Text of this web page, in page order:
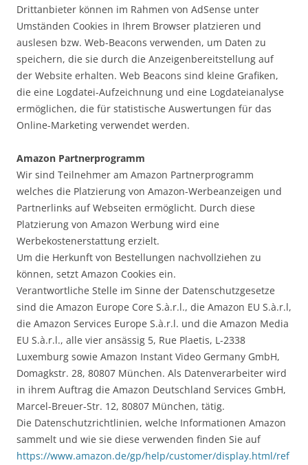
Drittanbieter können im Rahmen von AdSense unter
Umständen Cookies in Ihrem Browser platzieren und
auslesen bzw. Web-Beacons verwenden, um Daten zu
speichern, die sie durch die Anzeigenbereitstellung auf
der Website erhalten. Web Beacons sind kleine Grafiken,
die eine Logdatei-Aufzeichnung und eine Logdateianalyse
ermöglichen, die für statistische Auswertungen für das
Online-Marketing verwendet werden.
Amazon Partnerprogramm
Wir sind Teilnehmer am Amazon Partnerprogramm
welches die Platzierung von Amazon-Werbeanzeigen und
Partnerlinks auf Webseiten ermöglicht. Durch diese
Platzierung von Amazon Werbung wird eine
Werbekostenerstattung erzielt.
Um die Herkunft von Bestellungen nachvollziehen zu
können, setzt Amazon Cookies ein.
Verantwortliche Stelle im Sinne der Datenschutzgesetze
sind die Amazon Europe Core S.à.r.l., die Amazon EU S.à.r.l,
die Amazon Services Europe S.à.r.l. und die Amazon Media
EU S.à.r.l., alle vier ansässig 5, Rue Plaetis, L-2338
Luxemburg sowie Amazon Instant Video Germany GmbH,
Domagkstr. 28, 80807 München. Als Datenverarbeiter wird
in ihrem Auftrag die Amazon Deutschland Services GmbH,
Marcel-Breuer-Str. 12, 80807 München, tätig.
Die Datenschutzrichtlinien, welche Informationen Amazon
sammelt und wie sie diese verwenden finden Sie auf
https://www.amazon.de/gp/help/customer/display.html/ref